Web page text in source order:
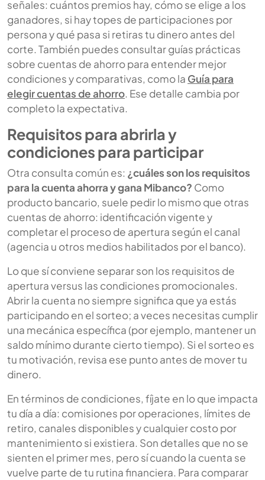
señales: cuántos premios hay, cómo se elige a los
ganadores, si hay topes de participaciones por
persona y qué pasa si retiras tu dinero antes del
corte. También puedes consultar guías prácticas
sobre cuentas de ahorro para entender mejor
condiciones y comparativas, como la Guía para
elegir cuentas de ahorro. Ese detalle cambia por
completo la expectativa.
Requisitos para abrirla y
condiciones para participar
Otra consulta común es: ¿cuáles son los requisitos
para la cuenta ahorra y gana Mibanco? Como
producto bancario, suele pedir lo mismo que otras
cuentas de ahorro: identificación vigente y
completar el proceso de apertura según el canal
(agencia u otros medios habilitados por el banco).
Lo que sí conviene separar son los requisitos de
apertura versus las condiciones promocionales.
Abrir la cuenta no siempre significa que ya estás
participando en el sorteo; a veces necesitas cumplir
una mecánica específica (por ejemplo, mantener un
saldo mínimo durante cierto tiempo). Si el sorteo es
tu motivación, revisa ese punto antes de mover tu
dinero.
En términos de condiciones, fíjate en lo que impacta
tu día a día: comisiones por operaciones, límites de
retiro, canales disponibles y cualquier costo por
mantenimiento si existiera. Son detalles que no se
sienten el primer mes, pero sí cuando la cuenta se
vuelve parte de tu rutina financiera. Para comparar